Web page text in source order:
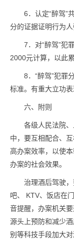
6．认定“醉驾”
分的证据证明行为人
7．对“醉驾”犯
2000元计算，以此累
8．“醉驾”犯罪
标准。有重大立功表
六、附则
各级人民法院
中，要互相配合、
高办案效率，以使
办案的社会效果。
治理酒后驾驶
吧、 KTV、饭店在
音提醒，办案机关
源头上预防和减少
别等科技手段加大